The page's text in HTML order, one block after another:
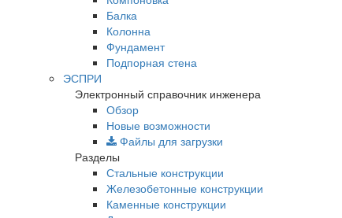
Балка
Колонна
Фундамент
Подпорная стена
ЭСПРИ
Электронный справочник инженера
Обзор
Новые возможности
Файлы для загрузки
Разделы
Стальные конструкции
Железобетонные конструкции
Каменные конструкции